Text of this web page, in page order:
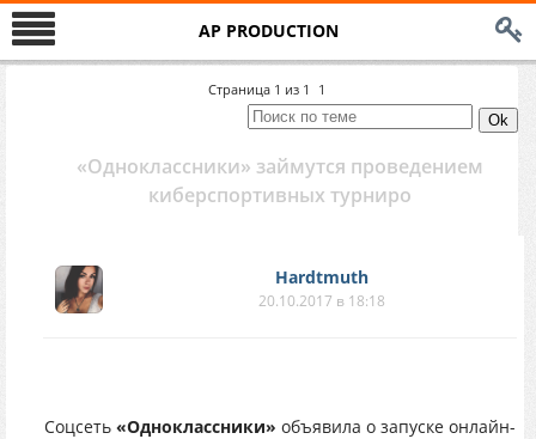
AP PRODUCTION
Страница 1 из 1 1
«Одноклассники» займутся проведением
киберспортивных турниро
Hardtmuth
20.10.2017 в 18:18
Соцсеть «Одноклассники» объявила о запуске онлайн-